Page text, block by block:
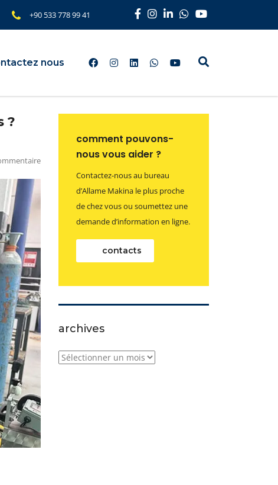
+90 533 778 99 41
nous
?
comment pouvons-
nous vous aider ?
Contactez-nous au bureau
d’Allame Makina le plus proche
de chez vous ou soumettez une
demande d’information en ligne.
contacts
archives
archives